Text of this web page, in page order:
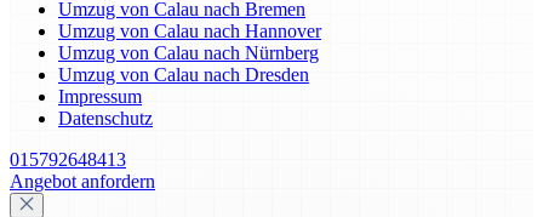
Umzug von Calau nach Bremen
Umzug von Calau nach Hannover
Umzug von Calau nach Nürnberg
Umzug von Calau nach Dresden
Impressum
Datenschutz
015792648413
Angebot anfordern